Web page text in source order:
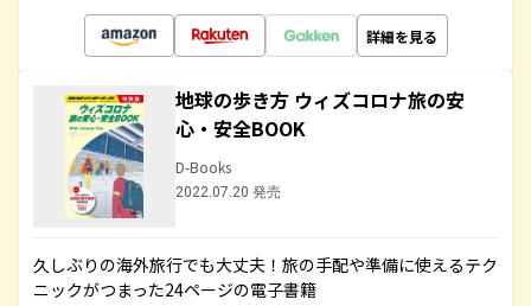
詳細を見る
地球の歩き方 ウィズコロナ旅の安
心・安全BOOK
D-Books
2022.07.20 発売
久しぶりの海外旅行でも大丈夫！旅の手配や準備に使えるテク
ニックがつまった24ページの電子書籍